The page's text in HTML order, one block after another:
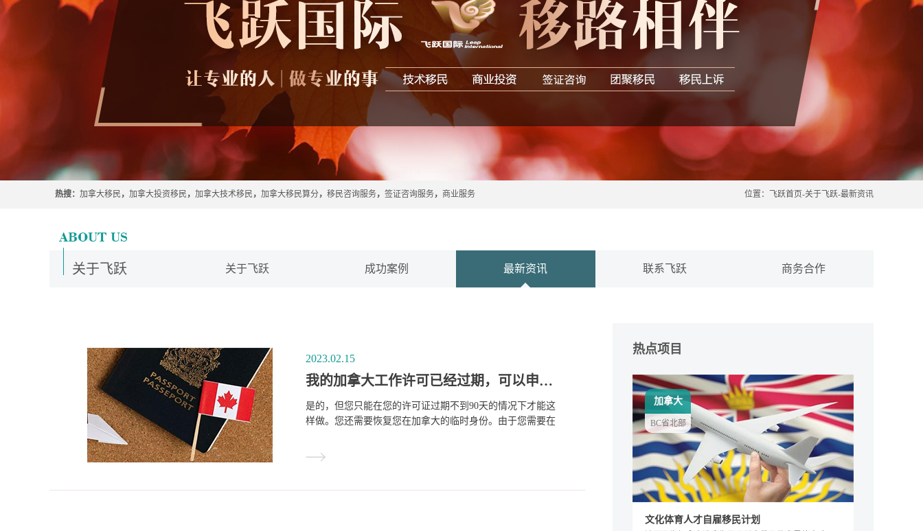
热搜： 加拿大移民 ， 加拿大投资移民 ， 加拿大技术移民 ， 加拿大移民算分， 移民咨询服务， 签证咨询服务， 商业服务 位置： 飞跃首页-关于飞跃-最新资讯
关于飞跃 关于飞跃 成功案例 最新资讯 联系飞跃 商务合作
2023.02.15
我的加拿大工作许可已经过期，可以申请另一个吗？
是的，但您只能在您的许可证过期不到90天的情况下才能这
样做。您还需要恢复您在加拿大的临时身份。由于您需要在
作。
热点项目
文化体育人才自雇移民计划
加拿大
BC省北部